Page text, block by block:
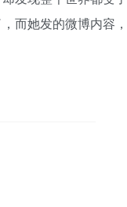
而她发的微博内容